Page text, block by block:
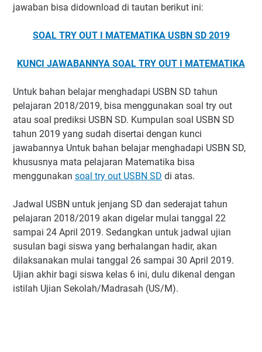
jawaban bisa didownload di tautan berikut ini:
SOAL TRY OUT I MATEMATIKA USBN SD 2019
KUNCI JAWABANNYA SOAL TRY OUT I MATEMATIKA
Untuk bahan belajar menghadapi USBN SD tahun
pelajaran 2018/2019, bisa menggunakan soal try out
atau soal prediksi USBN SD. Kumpulan soal USBN SD
tahun 2019 yang sudah disertai dengan kunci
jawabannya Untuk bahan belajar menghadapi USBN SD,
khususnya mata pelajaran Matematika bisa
menggunakan soal try out USBN SD di atas.
Jadwal USBN untuk jenjang SD dan sederajat tahun
pelajaran 2018/2019 akan digelar mulai tanggal 22
sampai 24 April 2019. Sedangkan untuk jadwal ujian
susulan bagi siswa yang berhalangan hadir, akan
dilaksanakan mulai tanggal 26 sampai 30 April 2019.
Ujian akhir bagi siswa kelas 6 ini, dulu dikenal dengan
istilah Ujian Sekolah/Madrasah (US/M).